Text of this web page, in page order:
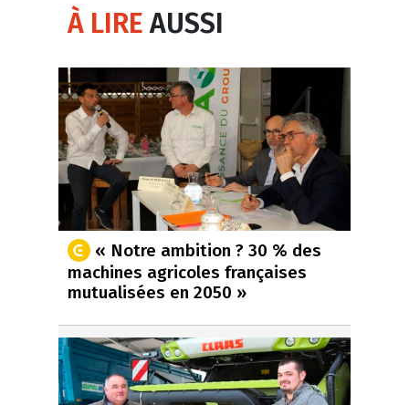
À LIREAUSSI
« Notre ambition ? 30 % des
machines agricoles françaises
mutualisées en 2050 »